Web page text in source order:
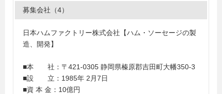
募集会社（4）
日本ハムファクトリー株式会社【ハム・ソーセージの製
造、開発】
■本 社：〒421-0305 静岡県榛原郡吉田町大幡350-3
■設 立：1985年 2月7日
■資 本 金：10億円